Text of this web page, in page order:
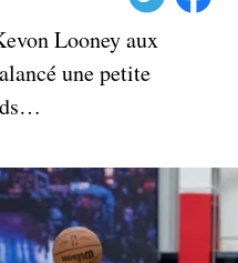
Looney aux
une petite